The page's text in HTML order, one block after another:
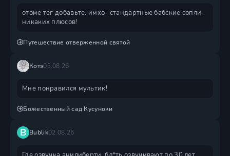
отоме тег добавьте. имхо- стандартные бабские сопли.
никаких плюсов!
Путешествие отверженной святой
Котэ03.08.26
Мне понравился мультик!
Божественный сад Кусуноки
B Bublik02.08.26